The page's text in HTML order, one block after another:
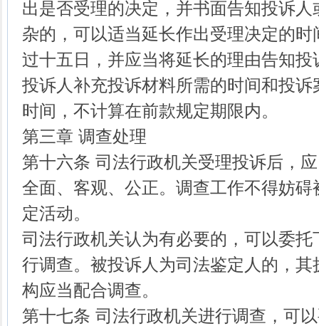
出是否受理的决定，并书面告知投诉
杂的，可以适当延长作出受理决定的
过十五日，并应当将延长的理由告知投
投诉人补充投诉材料所需的时间和投
时间，不计算在前款规定期限内。
第三章 调查处理
第十六条 司法行政机关受理投诉后，
全面、客观、公正。调查工作不得妨
定活动。
司法行政机关认为有必要的，可以委
行调查。被投诉人为司法鉴定人的，
构应当配合调查。
第十七条 司法行政机关进行调查，可